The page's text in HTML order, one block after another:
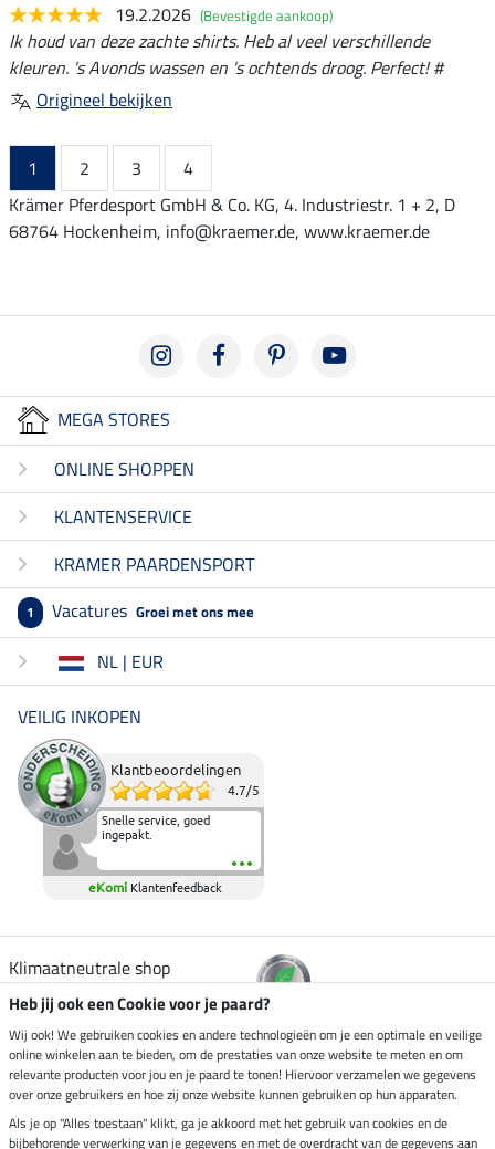
19.2.2026 (Bevestigde aankoop)
Ik houd van deze zachte shirts. Heb al veel verschillende
kleuren. 's Avonds wassen en 's ochtends droog. Perfect! #
Origineel bekijken
1 2 3
4
Krämer Pferdesport GmbH & Co. KG, 4. Industriestr. 1 + 2, D
68764 Hockenheim, info@kraemer.de, www.kraemer.de
MEGA STORES
ONLINE SHOPPEN
KLANTENSERVICE
KRAMER PAARDENSPORT
1 Vacatures Groei met ons mee
NL | EUR
VEILIG INKOPEN
Klantbeoordelingen
4.7/5
Snelle service, goed
ingepakt.
eKomi Klantenfeedback
Klimaatneutrale shop
Verzending per
Veilig betalen met
Heb jij ook een Cookie voor je paard?
Wij ook! We gebruiken cookies en andere technologieën om je een optimale en veilige
online winkelen aan te bieden, om de prestaties van onze website te meten en om
relevante producten voor jou en je paard te tonen! Hiervoor verzamelen we gegevens
over onze gebruikers en hoe zij onze website kunnen gebruiken op hun apparaten.
Als je op "Alles toestaan" klikt, ga je akkoord met het gebruik van cookies en de
bijbehorende verwerking van je gegevens en met de overdracht van de gegevens aan